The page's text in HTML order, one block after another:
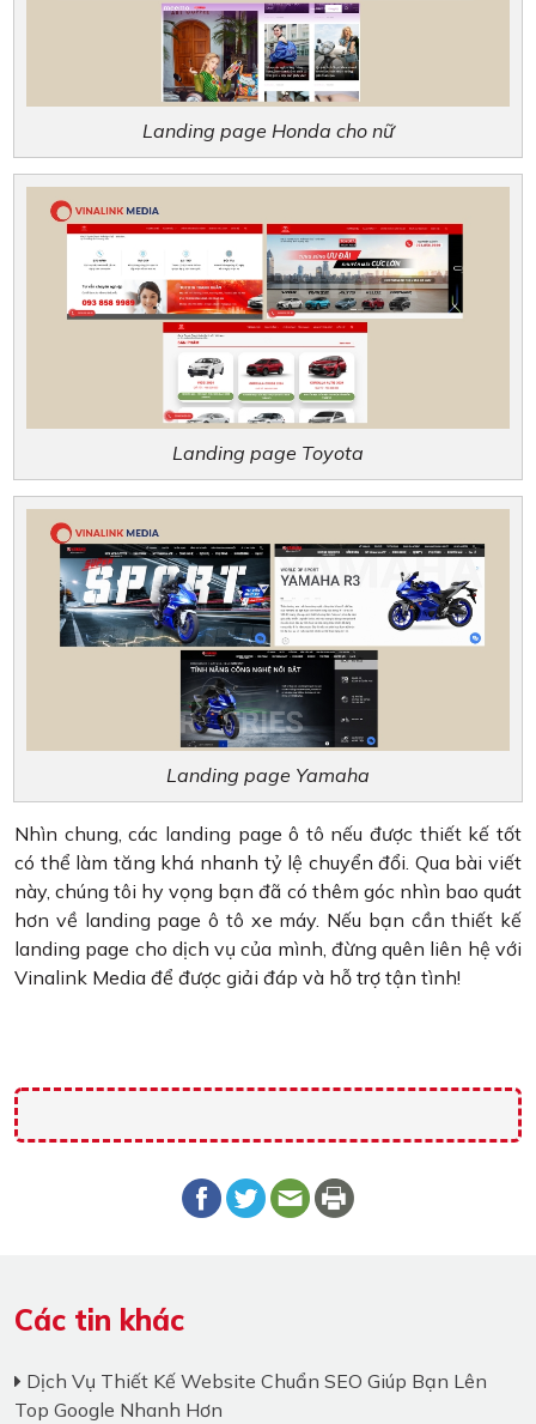
Landing page Honda cho nữ
Landing page Toyota
Landing page Yamaha
Nhìn chung, các landing page ô tô nếu được thiết kế tốt
có thể làm tăng khá nhanh tỷ lệ chuyển đổi. Qua bài viết
này, chúng tôi hy vọng bạn đã có thêm góc nhìn bao quát
hơn về landing page ô tô xe máy. Nếu bạn cần thiết kế
landing page cho dịch vụ của mình, đừng quên liên hệ với
Vinalink Media để được giải đáp và hỗ trợ tận tình!
Các tin khác
Dịch Vụ Thiết Kế Website Chuẩn SEO Giúp Bạn Lên
Top Google Nhanh Hơn